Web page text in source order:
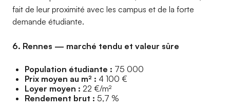
fait de leur proximité avec les campus et de la forte
demande étudiante.
6. Rennes — marché tendu et valeur sûre
Population étudiante : 75 000
Prix moyen au m² : 4 100 €
Loyer moyen : 22 €/m²
Rendement brut : 5,7 %